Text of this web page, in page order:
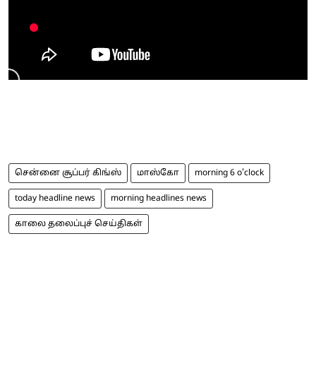
சென்னை சூப்பர் கிங்ஸ் மாஸ்கோ morning 6 o'clock
today headline news morning headlines news
காலை தலைப்புச் செய்திகள்